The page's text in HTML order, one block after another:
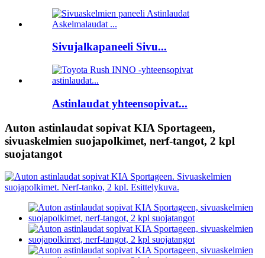
Sivujalkapaneeli Sivu...
Astinlaudat yhteensopivat...
Auton astinlaudat sopivat KIA Sportageen,
sivuaskelmien suojapolkimet, nerf-tangot, 2 kpl
suojatangot